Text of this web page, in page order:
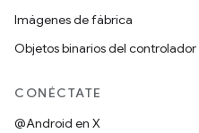
Imágenes de fábrica
Objetos binarios del controlador
CONÉCTATE
@Android en X